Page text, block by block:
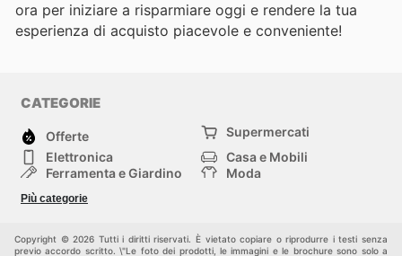
ora per iniziare a risparmiare oggi e rendere la tua
esperienza di acquisto piacevole e conveniente!
CATEGORIE
Offerte
Supermercati
Elettronica
Casa e Mobili
Ferramenta e Giardino
Moda
Bambini e Neonati
Più categorie
Copyright © 2026 Tutti i diritti riservati. È vietato copiare o riprodurre i testi senza
previo accordo scritto. \"Le foto dei prodotti, le immagini e le brochure sono solo a